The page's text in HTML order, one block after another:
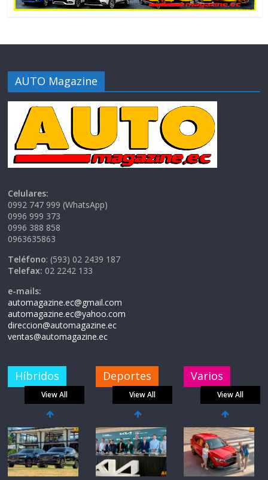
AUTO Magazine
Celulares:
0992 747 999 (WhatsApp)
0996 999 373
0996 388 858
0963635863
Teléfono: (593) 02 2439 187
Telefax: 02 2242 133
e-mails:
automagazine.ec@gmail.com
automagazine.ec@yahoo.com
direccion@automagazine.ec
ventas@automagazine.ec
Híbridos
View All
Deportes
View All
Varios
View All